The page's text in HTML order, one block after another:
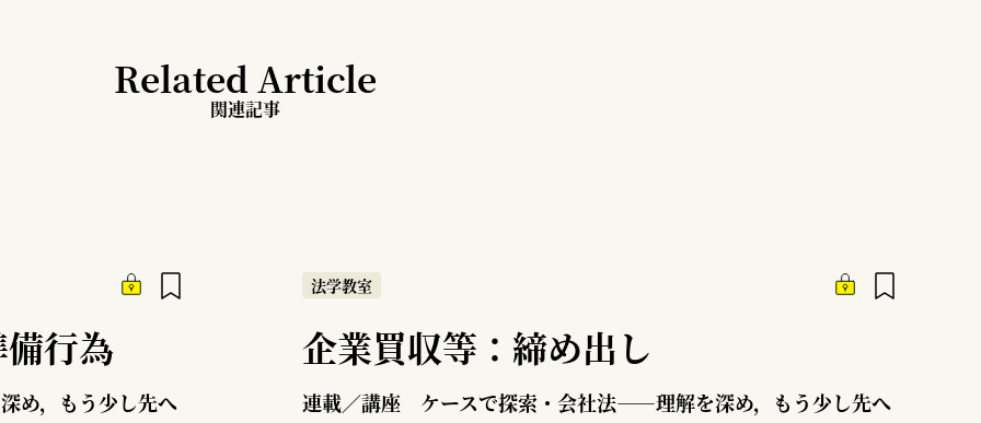
Related Article
関連記事
行為
め，もう少し先へ
法学教室
企業買収等：締め出し
連載／講座 ケースで探索・会社法――理解を深め，もう少し先へ